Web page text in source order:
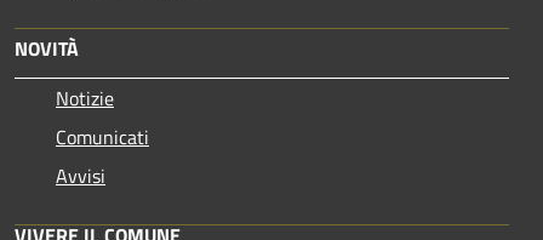
NOVITÀ
Notizie
Comunicati
Avvisi